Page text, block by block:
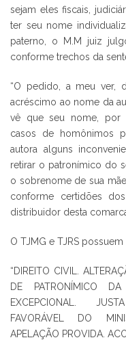
sejam eles fiscais,
ter seu nome
paterno, o M.M juiz
conforme trechos da
“O pedido, a meu ver,
acréscimo ao nome da
vê que seu nome, por
casos de homônimos
autora alguns
retirar o patronímico do
o sobrenome de sua
conforme certidões
distribuidor desta
O TJMG e TJRS
“DIREITO CIVIL.
DE PATRONÍMICO DA
EXCEPCIONAL.
FAVORÁVEL DO
APELAÇÃO PROVIDA.